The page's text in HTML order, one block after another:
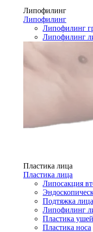
Липофилинг
Липофилинг
Липофилинг
Липофилинг
Пластика лица
Пластика лица
Липосакция
Подтяжка
Липофилинг
Пластика ушей
Пластика носа